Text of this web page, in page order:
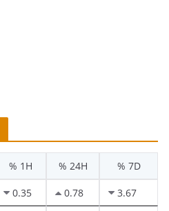
% 1H % 24H % 7D
0.35 0.78 3.67